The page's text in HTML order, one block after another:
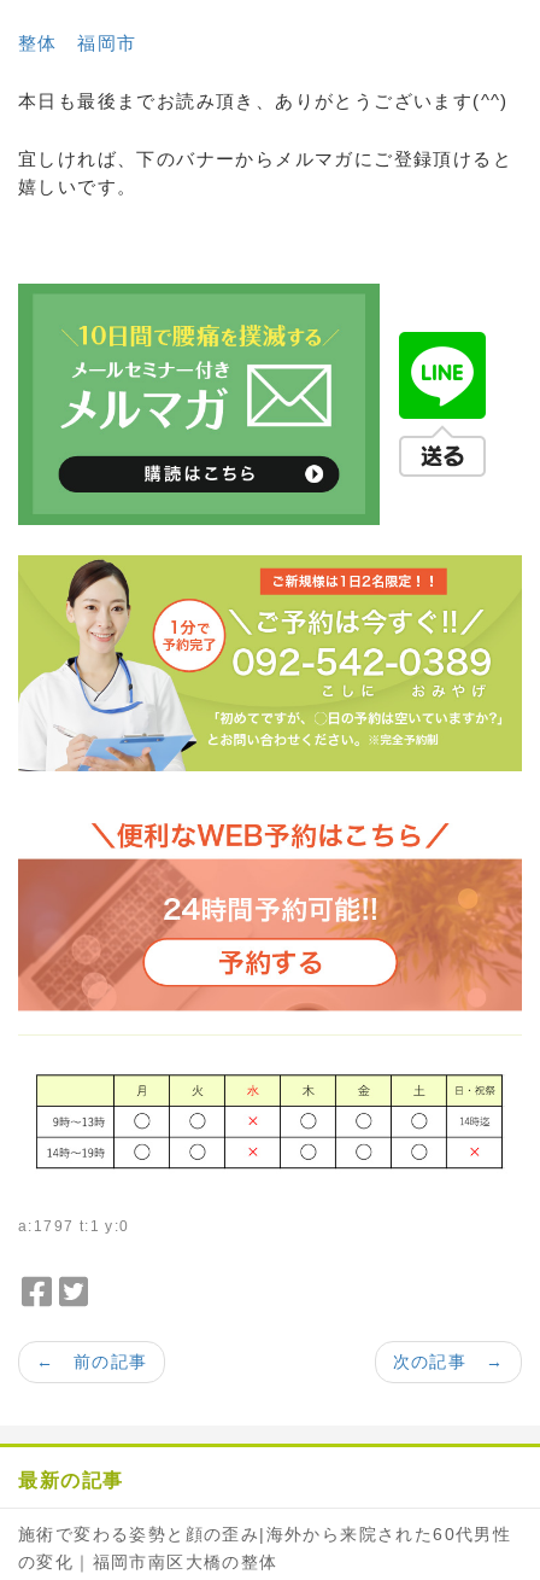
整体 福岡市
本日も最後までお読み頂き、ありがとうございます(^^)
宜しければ、下のバナーからメルマガにご登録頂けると
嬉しいです。
a:1797 t:1 y:0
c
e
o
k
シ
ェ
i
t
r
で
ェ
ア
次の記事 →
← 前の記事
最新の記事
施術で変わる姿勢と顔の歪み|海外から来院された60代男性
の変化｜福岡市南区大橋の整体